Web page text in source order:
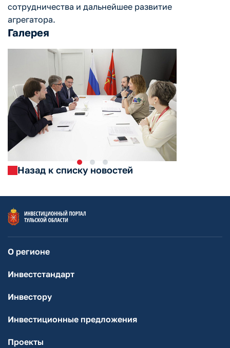
сотрудничества и дальнейшее развитие
агрегатора.
Галерея
Назад к списку новостей
О регионе
Инвестстандарт
Инвестору
Инвестиционные предложения
Проекты